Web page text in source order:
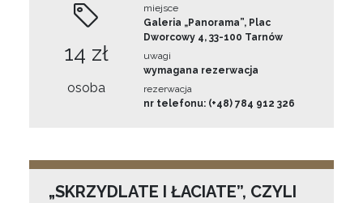
14 zł
osoba
miejsce
Galeria „Panorama”, Plac
Dworcowy 4, 33-100 Tarnów
uwagi
wymagana rezerwacja
rezerwacja
nr telefonu: (+48) 784 912 326
„SKRZYDLATE I ŁACIATE”, CZYLI